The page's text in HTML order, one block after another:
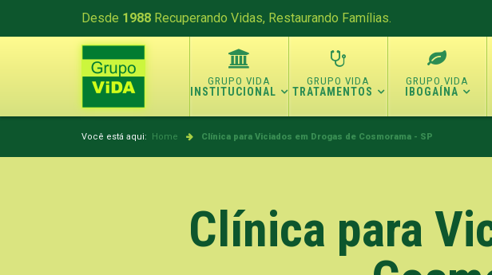
Desde 1988 Recuperando Vidas, Restaurando Famílias.
INSTITUCIONAL TRATAMENTOS IBOGAÍNA
Você está aqui: Home Clínica para Viciados em Drogas de Cosmorama - SP
Clínica para